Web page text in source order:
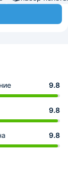
9.8
9.8
9.8